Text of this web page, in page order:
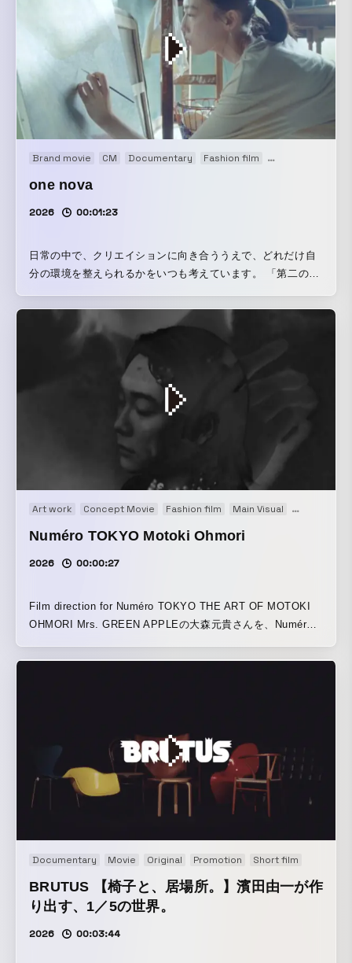
Brand movie CM Documentary Fashion film Main Visual
one nova
2026 00:01:23
日常の中で、クリエイションに向き合ううえで、どれだけ自
分の環境を整えられるかをいつも考えています。 「第二の
余白を生み出してくれる存在。そこから、ふとした瞬間が立
ち上がってくるように感じます。 そういう瞬間の中にこそ、
像では、そんな静かでさりげない存在を表現しました。
Art work Concept Movie Fashion film Main Visual Movie
Numéro TOKYO Motoki Ohmori
2026 00:00:27
Film direction for Numéro TOKYO THE ART OF MOTOKI
OHMORI Mrs. GREEN APPLEの大森元貴さんを、Numéro
を描き出す。
Documentary Movie Original Promotion Short film
BRUTUS 【椅子と、居場所。】濱田由一が作
り出す、1／5の世界。
2026 00:03:44